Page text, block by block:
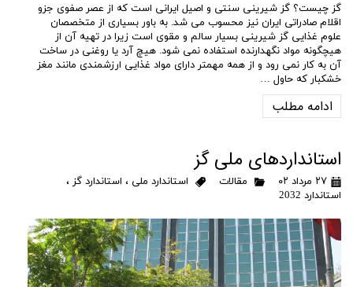
گز چیست؟ گز شیرینی سنتی و اصیل ایرانی است که از عصر صفوی جزو
اقلام صادراتی ایران نیز محسوب می شد. به باور بسیاری از متخصصان
علوم غذایی گز شیرینی بسیار سالم و مقوی است زیرا در تهیه آن از
هیچگونه مواد نگهدارنده استفاده نمی شود. هیچ آرد یا روغنی در ساخت
آن به کار نمی رود و از همه مهمتر دارای مواد غذایی ارزشمندی مانند مغز
خشکبار که حاول …
ادامه مطلب
استانداردهای ملی گز
۲۷ مرداد ۰۲ مقالات استاندارد ملی ، استاندارد گز ،
استاندارد 2032